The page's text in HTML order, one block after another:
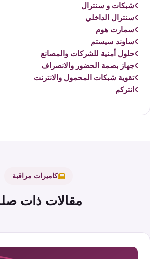
شبكات و سنترال
سنترال الداخلي
سمارت هوم
ساوند سيستم
حلول أمنية للشركات والمصانع
جهاز بصمة الحضور والانصراف
تقوية شبكات المحمول والانترنت
انتركم
كاميرات مراقبة
مقالات ذات صلة